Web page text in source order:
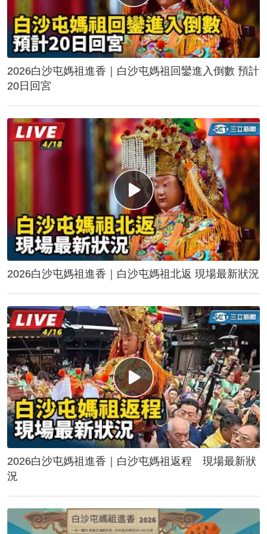
2026白沙屯媽祖進香｜白沙屯媽祖回鑾進入倒數 預計
20日回宮
2026白沙屯媽祖進香｜白沙屯媽祖北返 現場最新狀況
2026白沙屯媽祖進香｜白沙屯媽祖返程 現場最新狀
況